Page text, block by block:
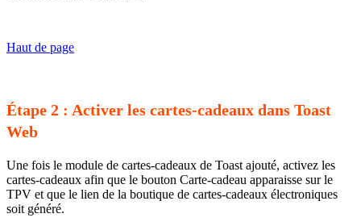
Haut de page
Étape 2 : Activer les cartes-cadeaux dans Toast
Web
Une fois le module de cartes-cadeaux de Toast ajouté, activez les
cartes-cadeaux afin que le bouton Carte-cadeau apparaisse sur le
TPV et que le lien de la boutique de cartes-cadeaux électroniques
soit généré.